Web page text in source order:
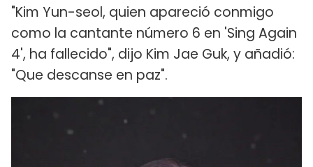
"Kim Yun-seol, quien apareció conmigo
como la cantante número 6 en 'Sing Again
4', ha fallecido", dijo Kim Jae Guk, y añadió:
"Que descanse en paz".